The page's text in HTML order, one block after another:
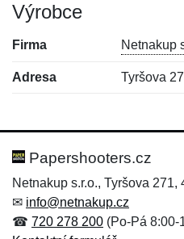
Výrobce
Firma Netnakup
Adresa Tyršova
Hodnocení:
Jméno: *
Jméno:
E-mail:*
Papershooters.cz
Netnakup s.r.o., Tyršova 271,
✉ info@netnakup.cz
☎ 720 278 200 (Po-Pá 8:00-